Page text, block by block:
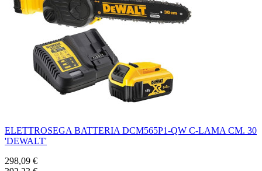
ELETTROSEGA BATTERIA DCM565P1-QW C-LAMA CM. 30
'DEWALT'
298,09 €